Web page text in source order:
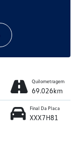
Quilometragem
69.026km
Final Da Placa
XXX7H81